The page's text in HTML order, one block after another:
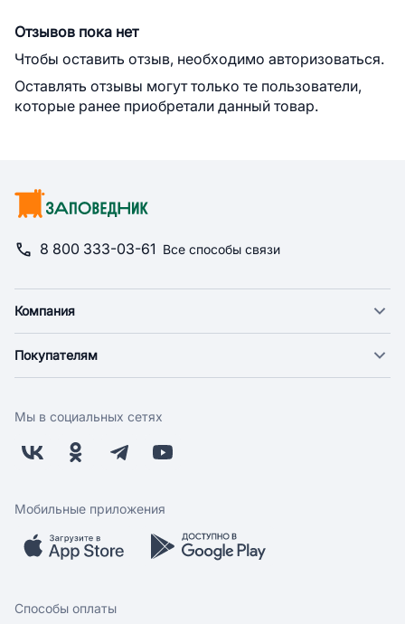
Отзывов пока нет
Чтобы оставить отзыв, необходимо авторизоваться.
Оставлять отзывы могут только те пользователи,
которые ранее приобретали данный товар.
8 800 333-03-61 Все способы связи
Компания
Новости
Поставщикам
Заводчикам
Обратная связь
Покупателям
Оплата
Бонусная программа
Скидки и акции
Мобильное приложение
Мы в социальных сетях
Мобильные приложения
Способы оплаты